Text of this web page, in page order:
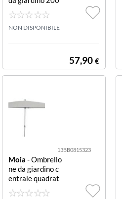
cm 2 M
NON DISPONIBILE
57,90 €
13BB0815323
Moia - Ombrello
ne da giardino c
entrale quadrat
o 2.5x2.5m grigi
o Ombrellone M